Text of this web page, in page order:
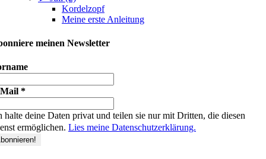
Kordelzopf
Meine erste Anleitung
meinen Newsletter
*
halte deine Daten privat und teilen sie nur mit Dritten, die diesen
ermöglichen. Lies meine Datenschutzerklärung.